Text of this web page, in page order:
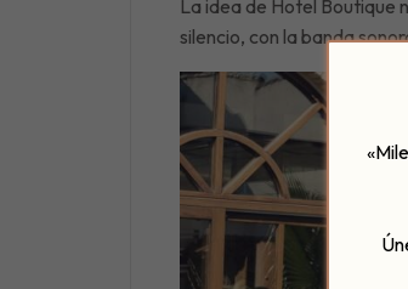
La idea de Hotel Boutique
silencio, con la banda